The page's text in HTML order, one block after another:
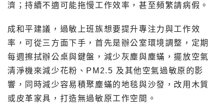
濟；持續不適可能拖慢工作效率，甚至頻繁請病假。
成和平建議，過敏上班族想要提升專注力與工作效
率，可從三方面下手，首先是辦公室環境調整，定期
每週擦拭辦公桌與鍵盤，減少灰塵與塵蟎，擺放空氣
清淨機來減少花粉、PM2.5 及其他空氣過敏原的影
響，同時減少容易積聚塵蟎的地毯與沙發，改用木質
或皮革家具，打造無過敏原工作空間。